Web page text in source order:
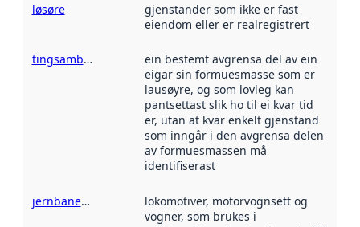
løsøre
gjenstander som ikke er fast
eiendom eller er realregistrert
tingsamband
ein bestemt avgrensa del av ein
eigar sin formuesmasse som er
lausøyre, og som lovleg kan
pantsettast slik ho til ei kvar tid
er, utan at kvar enkelt gjenstand
som inngår i den avgrensa delen
av formuesmassen må
identifiserast
jernbanemateriell
lokomotiver, motorvognsett og
vogner, som brukes i